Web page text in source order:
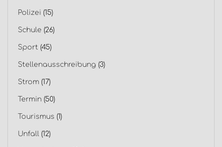
Polizei (15)
Schule (26)
Sport (45)
Stellenausschreibung (3)
Strom (17)
Termin (50)
Tourismus (1)
Unfall (12)